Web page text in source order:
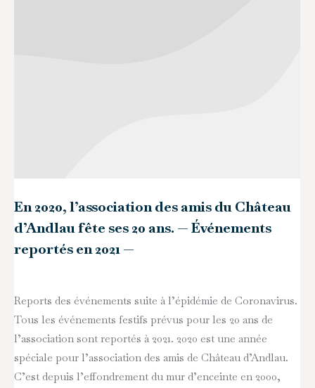
En 2020, l’association des amis du Château
d’Andlau fête ses 20 ans. — Événements
reportés en 2021 —
Reports des événements suite à l’épidémie de Coronavirus.
Tous les événements festifs prévus pour les 20 ans de
l’association sont reportés à 2021. 2020 est une année
spéciale pour l’association des amis de Château d’Andlau.
C’est depuis l’effondrement du mur d’enceinte en 2000,